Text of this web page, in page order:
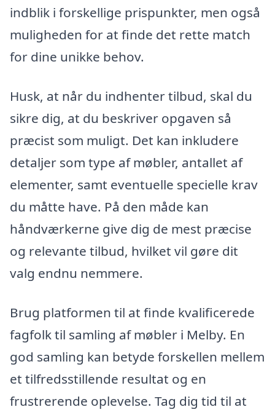
indblik i forskellige prispunkter, men også
muligheden for at finde det rette match
for dine unikke behov.
Husk, at når du indhenter tilbud, skal du
sikre dig, at du beskriver opgaven så
præcist som muligt. Det kan inkludere
detaljer som type af møbler, antallet af
elementer, samt eventuelle specielle krav
du måtte have. På den måde kan
håndværkerne give dig de mest præcise
og relevante tilbud, hvilket vil gøre dit
valg endnu nemmere.
Brug platformen til at finde kvalificerede
fagfolk til samling af møbler i Melby. En
god samling kan betyde forskellen mellem
et tilfredsstillende resultat og en
frustrerende oplevelse. Tag dig tid til at